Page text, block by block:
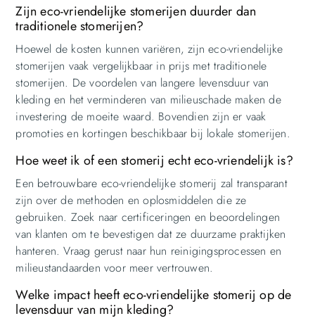
Zijn eco-vriendelijke stomerijen duurder dan
traditionele stomerijen?
Hoewel de kosten kunnen variëren, zijn eco-vriendelijke
stomerijen vaak vergelijkbaar in prijs met traditionele
stomerijen. De voordelen van langere levensduur van
kleding en het verminderen van milieuschade maken de
investering de moeite waard. Bovendien zijn er vaak
promoties en kortingen beschikbaar bij lokale stomerijen.
Hoe weet ik of een stomerij echt eco-vriendelijk is?
Een betrouwbare eco-vriendelijke stomerij zal transparant
zijn over de methoden en oplosmiddelen die ze
gebruiken. Zoek naar certificeringen en beoordelingen
van klanten om te bevestigen dat ze duurzame praktijken
hanteren. Vraag gerust naar hun reinigingsprocessen en
milieustandaarden voor meer vertrouwen.
Welke impact heeft eco-vriendelijke stomerij op de
levensduur van mijn kleding?